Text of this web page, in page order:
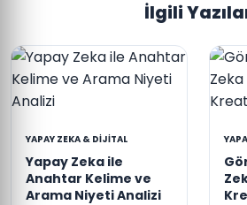
İlgili
YAPAY ZEKA & DIJITAL
Yapay Zeka ile
Anahtar Kelime ve
Arama Niyeti Analizi